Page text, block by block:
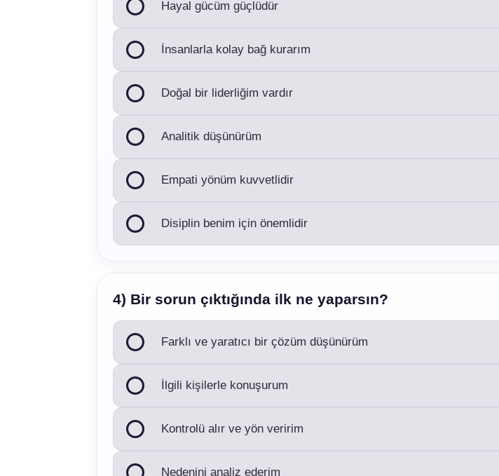
Hayal gücüm güçlüdür
İnsanlarla kolay bağ kurarım
Doğal bir liderliğim vardır
Analitik düşünürüm
Empati yönüm kuvvetlidir
Disiplin benim için önemlidir
4) Bir sorun çıktığında ilk ne yaparsın?
Farklı ve yaratıcı bir çözüm düşünürüm
İlgili kişilerle konuşurum
Kontrolü alır ve yön veririm
Nedenini analiz ederim